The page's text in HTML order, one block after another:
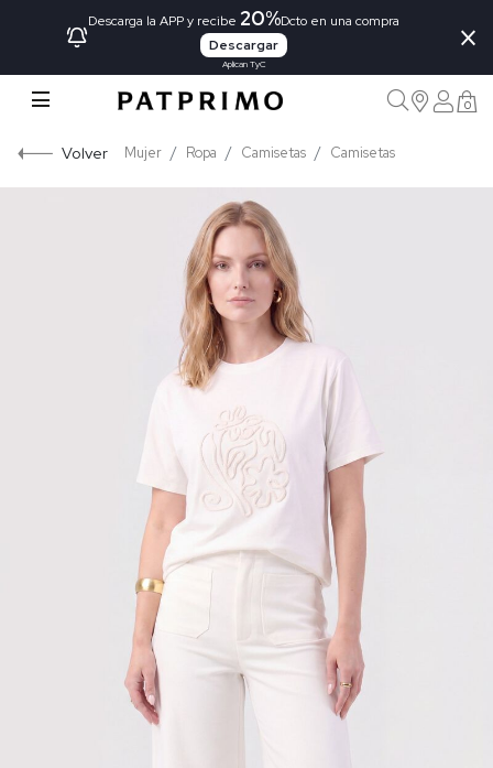
Descarga la APP y recibe 20%Dcto en una compra
Descargar
Aplican TyC
×
0
Volver Mujer Ropa Camisetas Camisetas